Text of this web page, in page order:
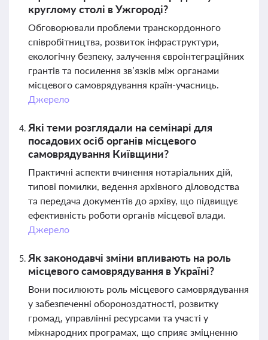
круглому столі в Ужгороді?
Обговорювали проблеми транскордонного
співробітництва, розвиток інфраструктури,
екологічну безпеку, залучення євроінтеграційних
грантів та посилення зв’язків між органами
місцевого самоврядування країн-учасниць.
Джерело
Які теми розглядали на семінарі для
посадових осіб органів місцевого
самоврядування Київщини?
Практичні аспекти вчинення нотаріальних дій,
типові помилки, ведення архівного діловодства
та передача документів до архіву, що підвищує
ефективність роботи органів місцевої влади.
Джерело
Як законодавчі зміни впливають на роль
місцевого самоврядування в Україні?
Вони посилюють роль місцевого самоврядування
у забезпеченні обороноздатності, розвитку
громад, управлінні ресурсами та участі у
міжнародних програмах, що сприяє зміцненню